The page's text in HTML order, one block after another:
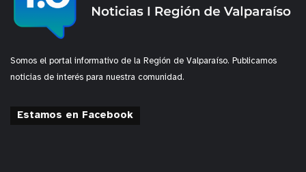
Somos el portal informativo de la Región de Valparaíso. Publicamos
noticias de interés para nuestra comunidad.
Estamos en Facebook